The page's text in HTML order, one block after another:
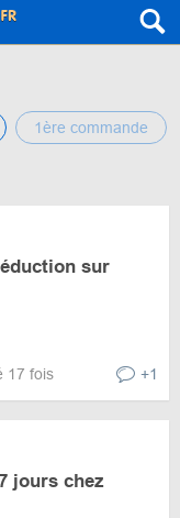
1ère commande
sur
17 fois +1
jours chez